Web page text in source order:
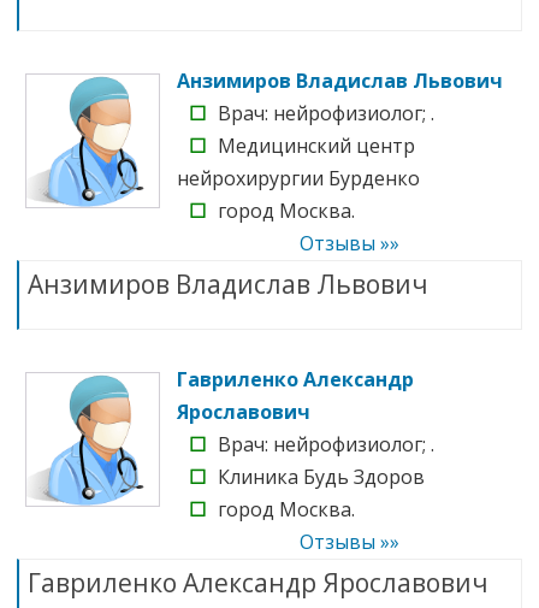
Анзимиров Владислав Львович
☐ Врач: нейрофизиолог; .
☐ Медицинский центр
нейрохирургии Бурденко
☐ город Москва.
Отзывы »»
Анзимиров Владислав Львович
Гавриленко Александр
Ярославович
☐ Врач: нейрофизиолог; .
☐ Клиника Будь Здоров
☐ город Москва.
Отзывы »»
Гавриленко Александр Ярославович